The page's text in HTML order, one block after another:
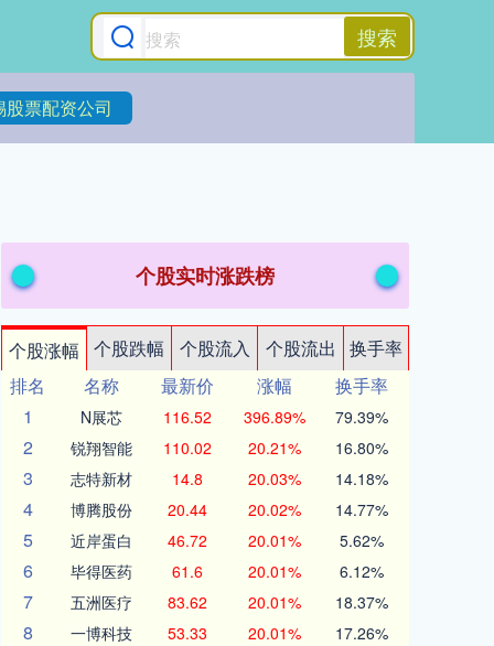
搜索
股票配资公司
个股实时涨跌榜
个股涨幅 个股跌幅 个股流入 个股流出
换手率
排名
名称 最新价 涨幅
换手率
1
N展芯 116.52 396.89% 79.39%
2 锐翔智能 110.02 20.21% 16.80%
3 志特新材 14.8 20.03% 14.18%
4 博腾股份 20.44 20.02% 14.77%
5 近岸蛋白 46.72 20.01% 5.62%
6 毕得医药 61.6 20.01% 6.12%
7 五洲医疗 83.62 20.01% 18.37%
8 一博科技 53.33 20.01% 17.26%